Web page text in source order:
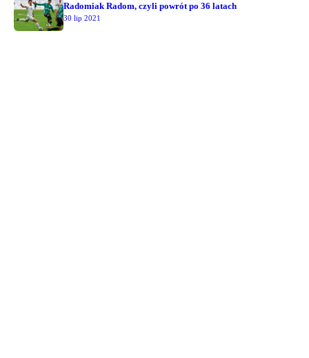
Radomiak Radom, czyli powrót po 36 latach
30 lip 2021